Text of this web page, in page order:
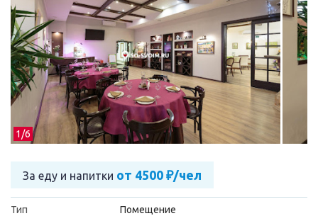
1/6
За еду и напитки от 4500 ₽/чел
Тип
Помещение